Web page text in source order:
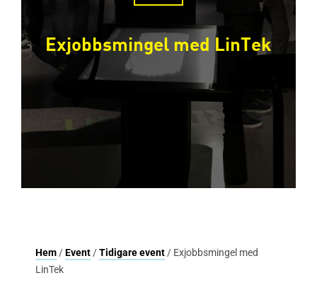
Exjobbsmingel med LinTek
Hem/Event/Tidigare event/ Exjobbsmingel med
LinTek